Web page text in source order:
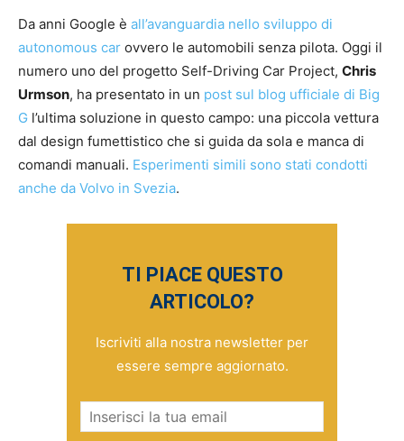
Da anni Google è all’avanguardia nello sviluppo di
autonomous car ovvero le automobili senza pilota. Oggi il
numero uno del progetto Self-Driving Car Project, Chris
Urmson, ha presentato in un post sul blog ufficiale di Big
G l’ultima soluzione in questo campo: una piccola vettura
dal design fumettistico che si guida da sola e manca di
comandi manuali. Esperimenti simili sono stati condotti
anche da Volvo in Svezia.
TI PIACE QUESTO
ARTICOLO?
Iscriviti alla nostra newsletter per
essere sempre aggiornato.